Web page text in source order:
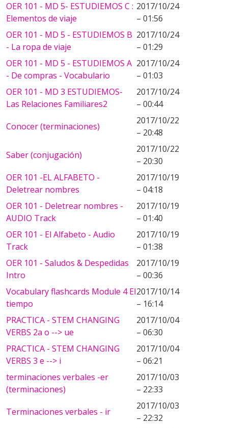
OER 101 - MD 5- ESTUDIEMOS C :
Elementos de viaje
2017/10/24
– 01:56
OER 101 - MD 5 - ESTUDIEMOS B
- La ropa de viaje
2017/10/24
– 01:29
OER 101 - MD 5 - ESTUDIEMOS A
- De compras - Vocabulario
2017/10/24
– 01:03
OER 101 - MD 3 ESTUDIEMOS-
Las Relaciones Familiares2
2017/10/24
– 00:44
Conocer (terminaciones)
2017/10/22
– 20:48
Saber (conjugación)
2017/10/22
– 20:30
OER 101 -EL ALFABETO -
Deletrear nombres
2017/10/19
– 04:18
OER 101 - Deletrear nombres -
AUDIO Track
2017/10/19
– 01:40
OER 101 - El Alfabeto - Audio
Track
2017/10/19
– 01:38
OER 101 - Saludos & Despedidas
Intro
2017/10/19
– 00:36
Vocabulary flashcards Module 4 El
tiempo
2017/10/14
– 16:14
PRACTICA - STEM CHANGING
VERBS 2a o --> ue
2017/10/04
– 06:30
PRACTICA - STEM CHANGING
VERBS 3 e --> i
2017/10/04
– 06:21
terminaciones verbales -er
(terminaciones)
2017/10/03
– 22:33
Terminaciones verbales - ir
2017/10/03
– 22:32